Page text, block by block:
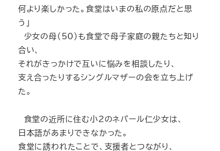
何より楽しかった。食堂はいまの私の原点だと思
う」
少女の母（50）も食堂で母子家庭の親たちと知り
合い、
それがきっかけで互いに悩みを相談したり、
支え合ったりするシングルマザーの会を立ち上げ
た。
食堂の近所に住む小2のネパール仁少女は、
日本語があまりできなかった。
食堂に誘われたことで、支援者とつながり、